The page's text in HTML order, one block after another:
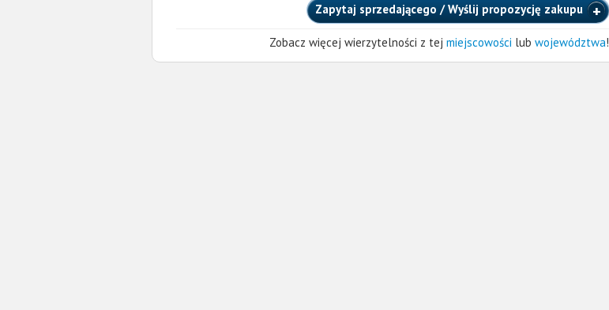
Zapytaj sprzedającego / Wyślij propozycję zakupu
Zobacz więcej wierzytelności z tej miejscowości lub województwa!